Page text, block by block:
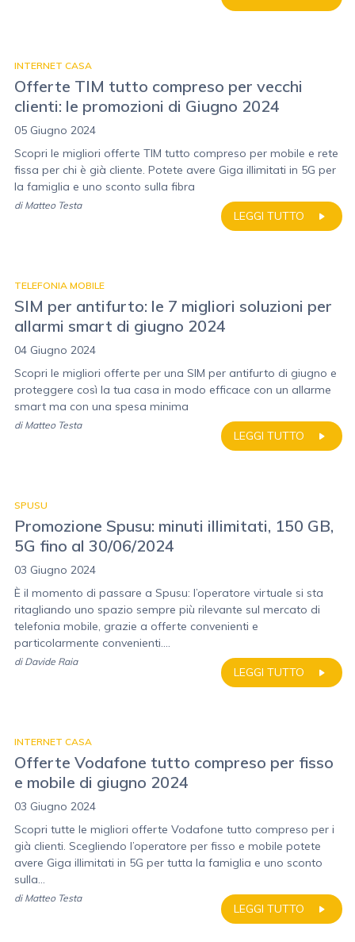
INTERNET CASA
Offerte TIM tutto compreso per vecchi
clienti: le promozioni di Giugno 2024
05 Giugno 2024
Scopri le migliori offerte TIM tutto compreso per mobile e rete
fissa per chi è già cliente. Potete avere Giga illimitati in 5G per
la famiglia e uno sconto sulla fibra
LEGGI TUTTO
di Matteo Testa
TELEFONIA MOBILE
SIM per antifurto: le 7 migliori soluzioni per
allarmi smart di giugno 2024
04 Giugno 2024
Scopri le migliori offerte per una SIM per antifurto di giugno e
proteggere così la tua casa in modo efficace con un allarme
smart ma con una spesa minima
LEGGI TUTTO
di Matteo Testa
SPUSU
Promozione Spusu: minuti illimitati, 150 GB,
5G fino al 30/06/2024
03 Giugno 2024
È il momento di passare a Spusu: l’operatore virtuale si sta
ritagliando uno spazio sempre più rilevante sul mercato di
telefonia mobile, grazie a offerte convenienti e
particolarmente convenienti....
LEGGI TUTTO
di Davide Raia
INTERNET CASA
Offerte Vodafone tutto compreso per fisso
e mobile di giugno 2024
03 Giugno 2024
Scopri tutte le migliori offerte Vodafone tutto compreso per i
già clienti. Scegliendo l’operatore per fisso e mobile potete
avere Giga illimitati in 5G per tutta la famiglia e uno sconto
sulla...
LEGGI TUTTO
di Matteo Testa